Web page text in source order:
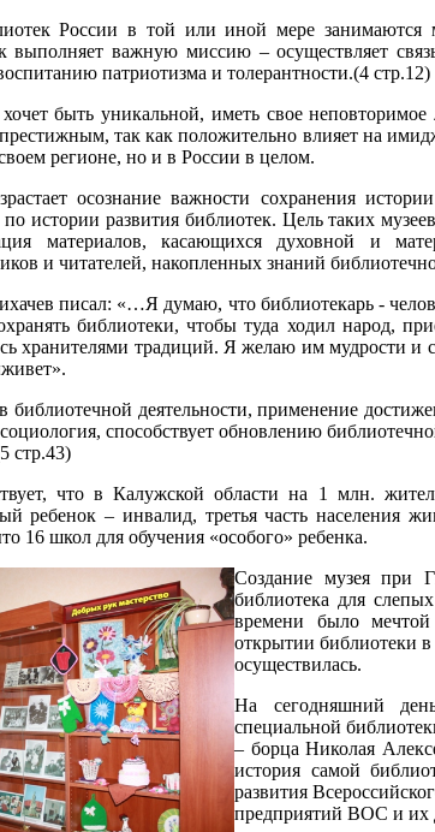
России в той или иной мере занимаются
выполняет важную миссию – осуществляет
патриотизма и толерантности.(4 стр.12)
быть уникальной, иметь свое неповторимое
так как положительно влияет на
регионе, но и в России в целом.
осознание важности сохранения
истории развития библиотек. Цель таких
материалов, касающихся духовной и
и читателей, накопленных знаний
писал: «…Я думаю, что библиотекарь -
библиотеки, чтобы туда ходил народ,
хранителями традиций. Я желаю им мудрости и
деятельности, применение
способствует обновлению
стр.43)
что в Калужской области на 1 млн.
ребенок – инвалид, третья часть населения
16 школ для обучения «особого» ребенка.
Создание музея при
библиотека для
времени было
открытии библиотеки
осуществилась.
На сегодняшний
специальной
– борца Николая
история самой
развития
предприятий ВОС и их